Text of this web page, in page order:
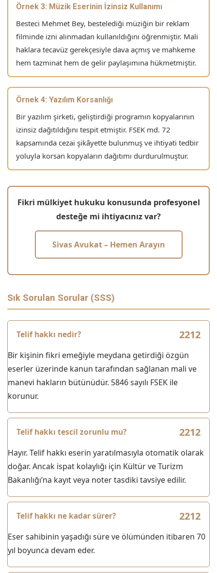
Örnek 3: Müzik Eserinin İzinsiz Kullanımı
Besteci Mehmet Bey, bestelediği müziğin bir reklam
filminde izni alınmadan kullanıldığını öğrenmiştir. Mali
haklara tecavüz gerekçesiyle dava açmış ve mahkeme
hem tazminat hem de gelir paylaşımına hükmetmiştir.
Örnek 4: Yazılım Korsanlığı
Bir yazılım şirketi, geliştirdiği programın kopyalarının
izinsiz dağıtıldığını tespit etmiştir. FSEK md. 72
kapsamında cezai şikâyette bulunmuş ve ihtiyati tedbir
yoluyla korsan kopyaların dağıtımı durdurulmuştur.
Fikri mülkiyet hukuku konusunda profesyonel
desteğe mi ihtiyacınız var?
Sivas Avukat – Hemen Arayın
Sık Sorulan Sorular (SSS)
Telif hakkı nedir?
Bir kişinin fikri emeğiyle meydana getirdiği özgün
eserler üzerinde kanun tarafından sağlanan mali ve
manevi hakların bütünüdür. 5846 sayılı FSEK ile
korunur.
Telif hakkı tescil zorunlu mu?
Hayır. Telif hakkı eserin yaratılmasıyla otomatik olarak
doğar. Ancak ispat kolaylığı için Kültür ve Turizm
Bakanlığı’na kayıt veya noter tasdiki tavsiye edilir.
Telif hakkı ne kadar sürer?
Eser sahibinin yaşadığı süre ve ölümünden itibaren 70
yıl boyunca devam eder.